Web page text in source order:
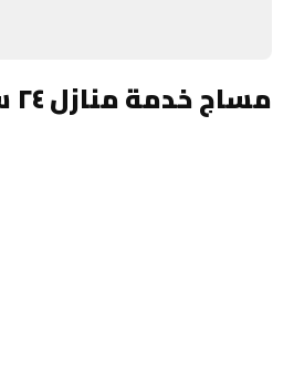
مساج خدمة منازل ٢٤ ساعة الكويت